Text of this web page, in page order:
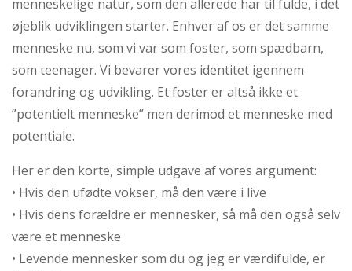
menneskelige natur, som den allerede har til fulde, i det
øjeblik udviklingen starter. Enhver af os er det samme
menneske nu, som vi var som foster, som spædbarn,
som teenager. Vi bevarer vores identitet igennem
forandring og udvikling. Et foster er altså ikke et
”potentielt menneske” men derimod et menneske med
potentiale.
Her er den korte, simple udgave af vores argument:
• Hvis den ufødte vokser, må den være i live
• Hvis dens forældre er mennesker, så må den også selv
være et menneske
• Levende mennesker som du og jeg er værdifulde, er